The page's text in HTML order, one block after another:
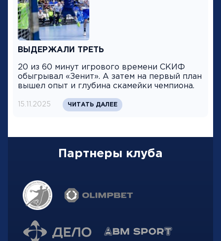
ВЫДЕРЖАЛИ ТРЕТЬ
20 из 60 минут игрового времени СКИФ
обыгрывал «Зенит». А затем на первый план
вышел опыт и глубина скамейки чемпиона.
15.11.2025 ЧИТАТЬ ДАЛЕЕ
Партнеры клуба